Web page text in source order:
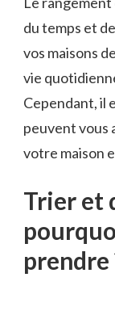
du temps et
vos maisons
vie
Cependant, il
peuvent vous
votre maison
Trier et
prendre